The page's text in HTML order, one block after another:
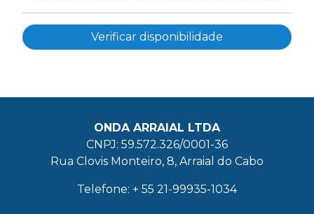
ONDA ARRAIAL LTDA
CNPJ: 59.572.326/0001-36
Rua Clovis Monteiro, 8, Arraial do Cabo
Telefone: + 55 21-99935-1034